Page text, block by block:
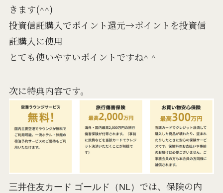
きます(^^)
投資信託購入でポイント還元→ポイントを投資信
託購入に使用
とても使いやすいポイントですね^ ^
次に特典内容です。
三井住友カード ゴールド（NL） では、保険の内